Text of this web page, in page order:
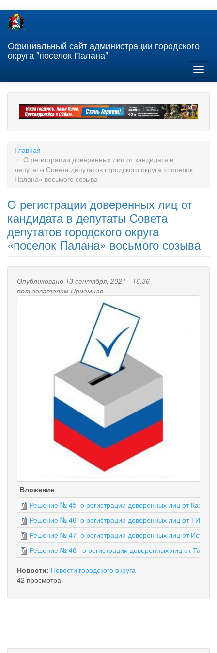
Перейти
содержанию
Официальный сайт администрации городского
округа "поселок Палана"
Главная
О регистрации доверенных лиц от кандидата в
депутаты Совета депутатов городского округа «поселок
Палана» восьмого созыва
О регистрации доверенных лиц от
кандидата в депутаты Совета
депутатов городского округа
«поселок Палана» восьмого созыва
Опубликовано 13 сентября, 2021 - 16:36
пользователем Приемная
Вложение
Решение № 45_о регистрации доверенных лиц от Казак
Решение № 46_о регистрации доверенных лиц от
Решение № 47_о регистрации доверенных лиц от
Решение № 48 _о регистрации доверенных лиц от
Новости: Новости городского округа
42 просмотра